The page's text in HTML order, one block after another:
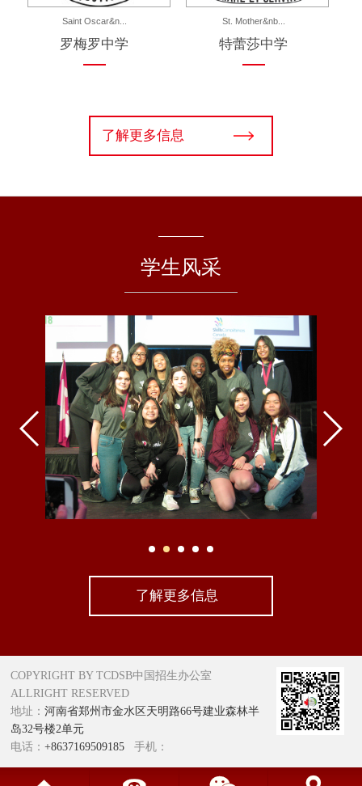
Saint Oscar&n...
罗梅罗中学
St. Mother&nb...
特蕾莎中学
了解更多信息
学生风采
了解更多信息
COPYRIGHT BY TCDSB中国招生办公室
ALLRIGHT RESERVED
地址：河南省郑州市金水区天明路66号建业森林半
岛32号楼2单元
电话：+8637169509185 手机：